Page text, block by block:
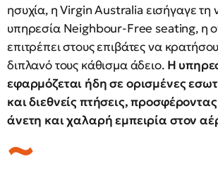
ησυχία, η Virgin Australia εισήγαγε τη
υπηρεσία Neighbour-Free seating, η
επιτρέπει στους επιβάτες να
διπλανό τους κάθισμα άδειο.Η
εφαρμόζεται ήδη σε ορισμένες
και διεθνείς πτήσεις,
άνετη και χαλαρή εμπειρία στον